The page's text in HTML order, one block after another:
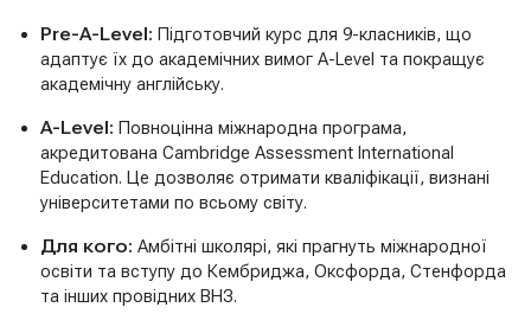
Pre-A-Level: Підготовчий курс для 9-класників, що
адаптує їх до академічних вимог A-Level та покращує
академічну англійську.
A-Level: Повноцінна міжнародна програма,
акредитована Cambridge Assessment International
Education. Це дозволяє отримати кваліфікації, визнані
університетами по всьому світу.
Для кого: Амбітні школярі, які прагнуть міжнародної
освіти та вступу до Кембриджа, Оксфорда, Стенфорда
та інших провідних ВНЗ.